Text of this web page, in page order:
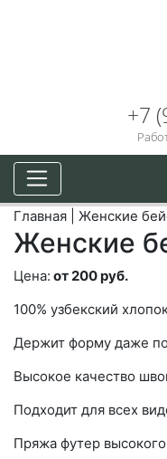
+7
Главная Женские
Женские
Цена: от 200 руб.
100% узбекский
Держит форму даже
Высокое качество
Подходит для всех
Пряжа футер